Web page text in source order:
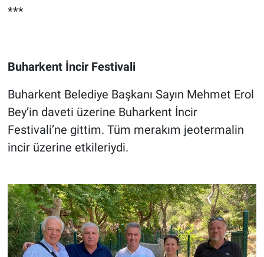
***
Buharkent İncir Festivali
Buharkent Belediye Başkanı Sayın Mehmet Erol
Bey’in daveti üzerine Buharkent İncir
Festivali’ne gittim. Tüm merakım jeotermalin
incir üzerine etkileriydi.